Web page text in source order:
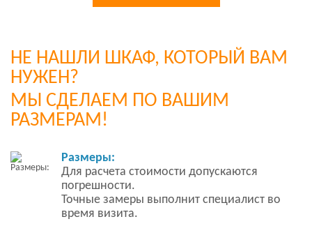
НЕ НАШЛИ ШКАФ, КОТОРЫЙ ВАМ
НУЖЕН?
МЫ СДЕЛАЕМ ПО ВАШИМ
РАЗМЕРАМ!
Размеры:
Для расчета стоимости допускаются
погрешности.
Точные замеры выполнит специалист во
время визита.